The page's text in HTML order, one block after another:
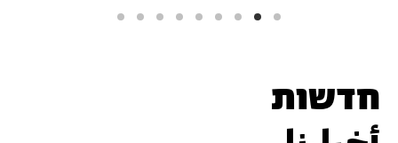
חדשות